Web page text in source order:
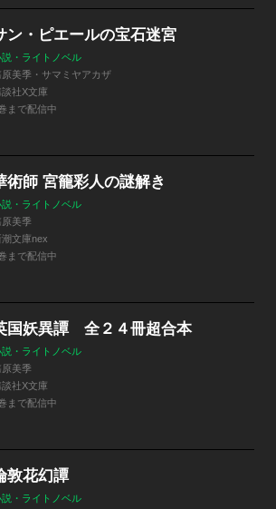
ン・ピエールの宝石迷宮
説・ライトノベル
原美季・サマミヤアカザ
談社X文庫
まで配信中
術師 宮籠彩人の謎解き
説・ライトノベル
原美季
潮文庫nex
まで配信中
国妖異譚 全２４冊超合本
説・ライトノベル
原美季
談社X文庫
まで配信中
敦花幻譚
説・ライトノベル